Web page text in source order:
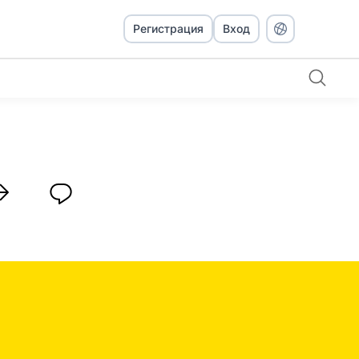
Регистрация Вход